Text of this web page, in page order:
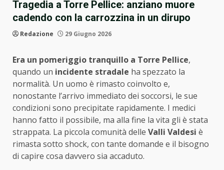
Tragedia a Torre Pellice: anziano muore
cadendo con la carrozzina in un dirupo
Redazione 29 Giugno 2026
Era un pomeriggio tranquillo a Torre Pellice,
quando un incidente stradale ha spezzato la
normalità. Un uomo è rimasto coinvolto e,
nonostante l’arrivo immediato dei soccorsi, le sue
condizioni sono precipitate rapidamente. I medici
hanno fatto il possibile, ma alla fine la vita gli è stata
strappata. La piccola comunità delle Valli Valdesi è
rimasta sotto shock, con tante domande e il bisogno
di capire cosa davvero sia accaduto.